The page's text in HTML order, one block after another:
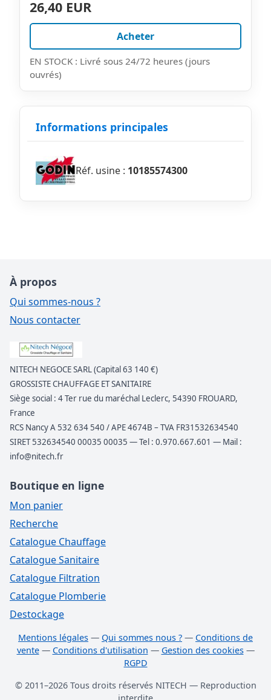
26,40 EUR
Acheter
EN STOCK : Livré sous 24/72 heures (jours
ouvrés)
Informations principales
Réf. usine : 10185574300
À propos
Qui sommes-nous ?
Nous contacter
NITECH NEGOCE SARL (Capital 63 140 €)
GROSSISTE CHAUFFAGE ET SANITAIRE
Siège social : 4 Ter rue du maréchal Leclerc, 54390 FROUARD,
France
RCS Nancy A 532 634 540 / APE 4674B – TVA FR31532634540
SIRET 532634540 00035 00035 — Tel : 0.970.667.601 — Mail :
info@nitech.fr
Boutique en ligne
Mon panier
Recherche
Catalogue Chauffage
Catalogue Sanitaire
Catalogue Filtration
Catalogue Plomberie
Destockage
Mentions légales — Qui sommes nous ? — Conditions de
vente— Conditions d'utilisation — Gestion des cookies—
RGPD
© 2011–2026 Tous droits réservés NITECH — Reproduction